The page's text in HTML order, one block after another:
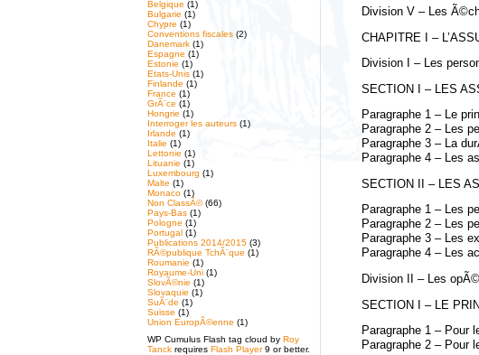
Belgique (1)
Bulgarie (1)
Chypre (1)
Conventions fiscales (2)
Danemark (1)
Espagne (1)
Estonie (1)
Etats-Unis (1)
Finlande (1)
France (1)
GrÃ¨ce (1)
Hongrie (1)
Interroger les auteurs (1)
Irlande (1)
Italie (1)
Lettonie (1)
Lituanie (1)
Luxembourg (1)
Malte (1)
Monaco (1)
Non ClassÃ©(66)
Pays-Bas (1)
Pologne (1)
Portugal (1)
Publications 2014/2015 (3)
RÃ©publique TchÃ¨que (1)
Roumanie (1)
Royaume-Uni (1)
SlovÃ©nie (1)
Slovaquie (1)
SuÃ¨de (1)
Suisse (1)
Union EuropÃ©enne (1)
WP Cumulus Flash tag cloud by Roy
Tanck requires Flash Player9 or better.
Division V – Les
CHAPITRE I –
Division I – Les
SECTION I – LES
Paragraphe 1 – Le
Paragraphe 2 – Les
Paragraphe 3 – La
Paragraphe 4 – Les
SECTION II – LES
Paragraphe 1 – Les
Paragraphe 2 – Les
Paragraphe 3 – Les
Paragraphe 4 – Les
Division II – Les
SECTION I – LE
Paragraphe 1 – Pour
Paragraphe 2 – Pour